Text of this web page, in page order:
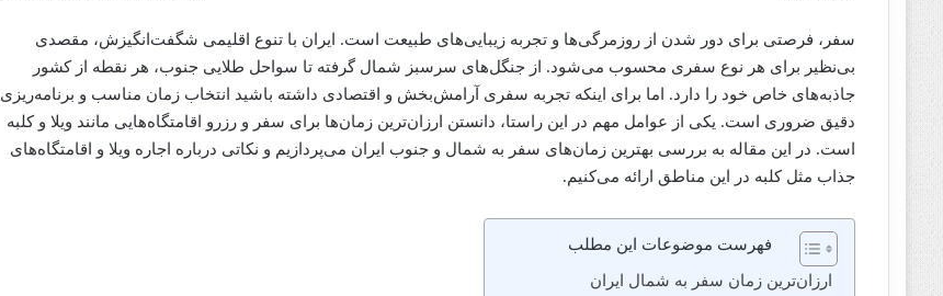
سفر، فرصتی برای دور شدن از روزمرگی‌ها و تجربه زیبایی‌های طبیعت است. ایران با تنوع اقلیمی شگفت‌انگیزش، مقصدی
بی‌نظیر برای هر نوع سفری محسوب می‌شود. از جنگل‌های سرسبز شمال گرفته تا سواحل طلایی جنوب، هر نقطه از کشور
جاذبه‌های خاص خود را دارد. اما برای اینکه تجربه سفری آرامش‌بخش و اقتصادی داشته باشید انتخاب زمان مناسب و برنامه‌ریزی
دقیق ضروری است. یکی از عوامل مهم در این راستا، دانستن ارزان‌ترین زمان‌ها برای سفر و رزرو اقامتگاه‌هایی مانند ویلا و کلبه
است. در این مقاله به بررسی بهترین زمان‌های سفر به شمال و جنوب ایران می‌پردازیم و نکاتی درباره اجاره ویلا و اقامتگاه‌های
جذاب مثل کلبه در این مناطق ارائه می‌کنیم.
فهرست موضوعات این مطلب
ارزان‌ترین زمان سفر به شمال ایران